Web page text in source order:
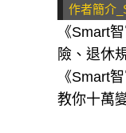
作者簡介
《Smart
險、退休
《Smart
教你十萬